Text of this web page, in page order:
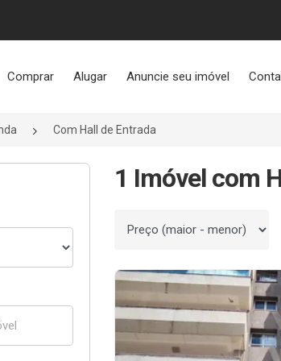
Comprar Alugar Anuncie seu imóvel
Com Hall de Entrada
1 Imóvel com
Ordenar por